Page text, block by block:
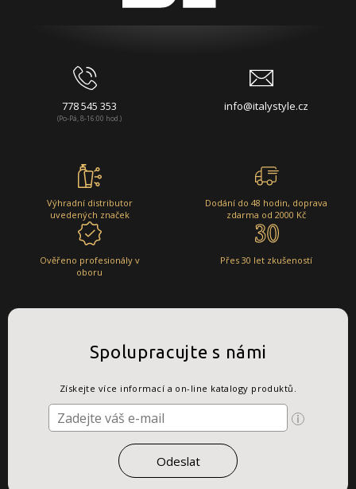
778 545 353
(Po-Pá, 8-16:00 hod.)
info@italystyle.cz
Výhradní distributor
uvedených značek
Dodání do 48 hodin, doprava
zdarma od 2000 Kč
Ověřeno profesionály v
oboru
Přes 30 let zkušeností
Spolupracujte s námi
Získejte více informací a on-line katalogy produktů.